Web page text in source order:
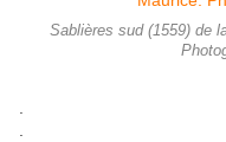
Sablières sud (1559) de
.
.